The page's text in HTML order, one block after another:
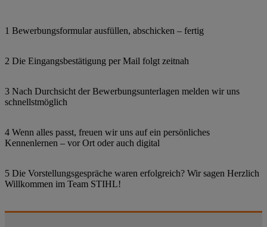
1 Bewerbungsformular ausfüllen, abschicken – fertig
2 Die Eingangsbestätigung per Mail folgt zeitnah
3 Nach Durchsicht der Bewerbungsunterlagen melden wir uns
schnellstmöglich
4 Wenn alles passt, freuen wir uns auf ein persönliches
Kennenlernen – vor Ort oder auch digital
5 Die Vorstellungsgespräche waren erfolgreich? Wir sagen Herzlich
Willkommen im Team STIHL!